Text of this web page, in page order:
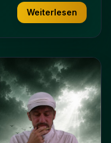
Weiterlesen